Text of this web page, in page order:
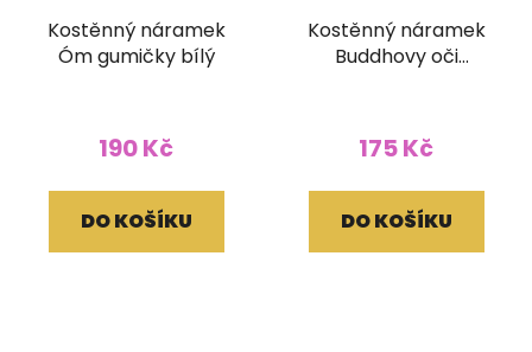
Kostěnný náramek
Óm gumičky bílý
190 Kč
DO KOŠÍKU
Kostěnný náramek
Buddhovy oči
175 Kč
DO KOŠÍKU